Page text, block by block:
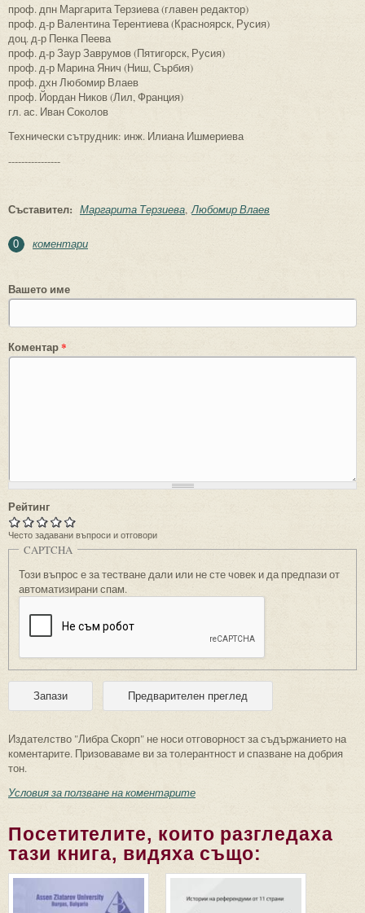
проф. дпн Маргарита Терзиева (главен редактор)
проф. д-р Валентина Терентиева (Красноярск, Русия)
доц. д-р Пенка Пеева
проф. д-р Заур Заврумов (Пятигорск, Русия)
проф. д-р Марина Янич (Ниш, Сърбия)
проф. дхн Любомир Влаев
проф. Йордан Ников (Лил, Франция)
гл. ас. Иван Соколов
Технически сътрудник: инж. Илиана Ишмериева
----------------
Съставител: Маргарита Терзиева Любомир Влаев
0 коментари
Вашето име
Коментар*
Рейтинг
Често задавани въпроси и отговори
CAPTCHA
Този въпрос е за тестване дали или не сте човек и да предпази от
автоматизирани спам.
Издателство "Либра Скорп" не носи отговорност за съдържанието на
коментарите. Призоваваме ви за толерантност и спазване на добрия
тон.
Условия за ползване на коментарите
Посетителите, които разгледаха
тази книга, видяха също: